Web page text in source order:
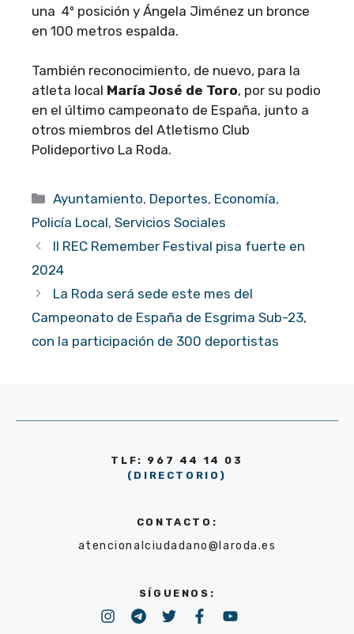
una 4º posición y Ángela Jiménez un bronce
en 100 metros espalda.
También reconocimiento, de nuevo, para la
atleta local María José de Toro, por su podio
en el último campeonato de España, junto a
otros miembros del Atletismo Club
Polideportivo La Roda.
Categorías
Ayuntamiento, Deportes, Economía,
Policía Local, Servicios Sociales
II REC Remember Festival pisa fuerte en
2024
La Roda será sede este mes del
Campeonato de España de Esgrima Sub-23,
con la participación de 300 deportistas
TLF: 967 44 14 03
(DIRECTORIO)
CONTACTO:
atencionalciudadano@laroda.es
SÍGUENOS: